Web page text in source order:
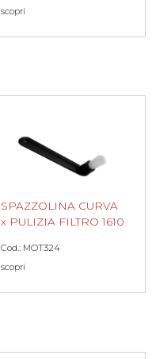
scopri
SPAZZOLINA CURVA
x PULIZIA FILTRO 1610
Cod.: MOT324
scopri